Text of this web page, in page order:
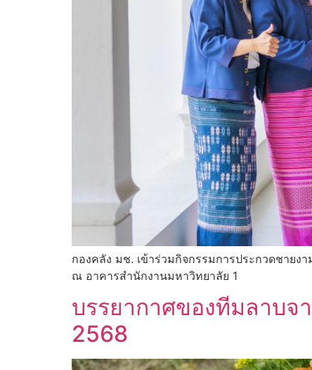
กองคลัง มช. เข้าร่วมกิจกรรมการประกวดชาย
ณ อาคารสำนักงานมหาวิทยาลัย 1
บรรยากาศของทีมลาบจ
2568